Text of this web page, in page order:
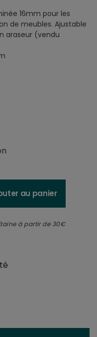
16mm pour les
de meubles. Ajustable
araseur (vendu
au panier
à partir de 30€